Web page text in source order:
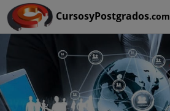
CursosyPostgrados.com
Ruta:HOME>